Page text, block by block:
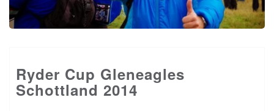
Ryder Cup Gleneagles
Schottland 2014